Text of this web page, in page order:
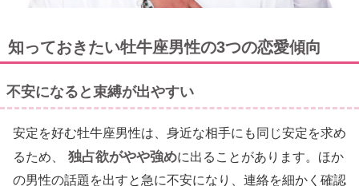
知っておきたい牡牛座男性の3つの恋愛傾向
不安になると束縛が出やすい
安定を好む牡牛座男性は、身近な相手にも同じ安定を求め
るため、
独占欲がやや強めに出ることがあります。ほか
の男性の話題を出すと急に不安になり、連絡を細かく確認